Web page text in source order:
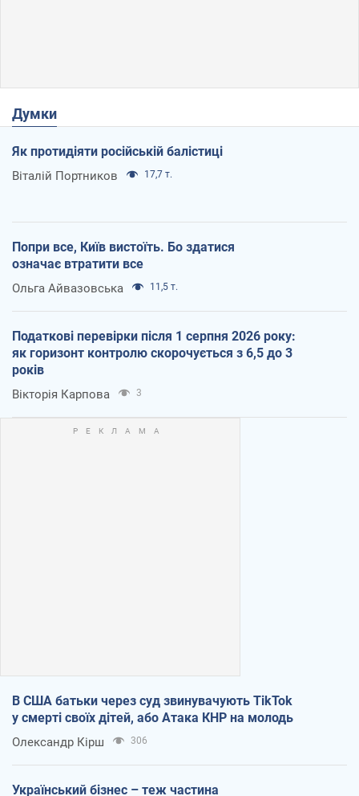
Думки
Як протидіяти російській балістиці
Віталій Портников 17,7 т.
Попри все, Київ вистоїть. Бо здатися
означає втратити все
Ольга Айвазовська 11,5 т.
Податкові перевірки після 1 серпня 2026 року:
як горизонт контролю скорочується з 6,5 до 3
років
Вікторія Карпова 3
В США батьки через суд звинувачують TikTok
у смерті своїх дітей, або Атака КНР на молодь
Олександр Кірш 306
Український бізнес – теж частина